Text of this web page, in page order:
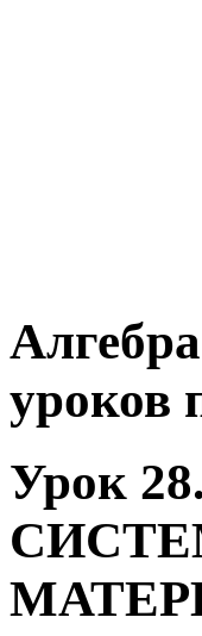
уроков
Урок